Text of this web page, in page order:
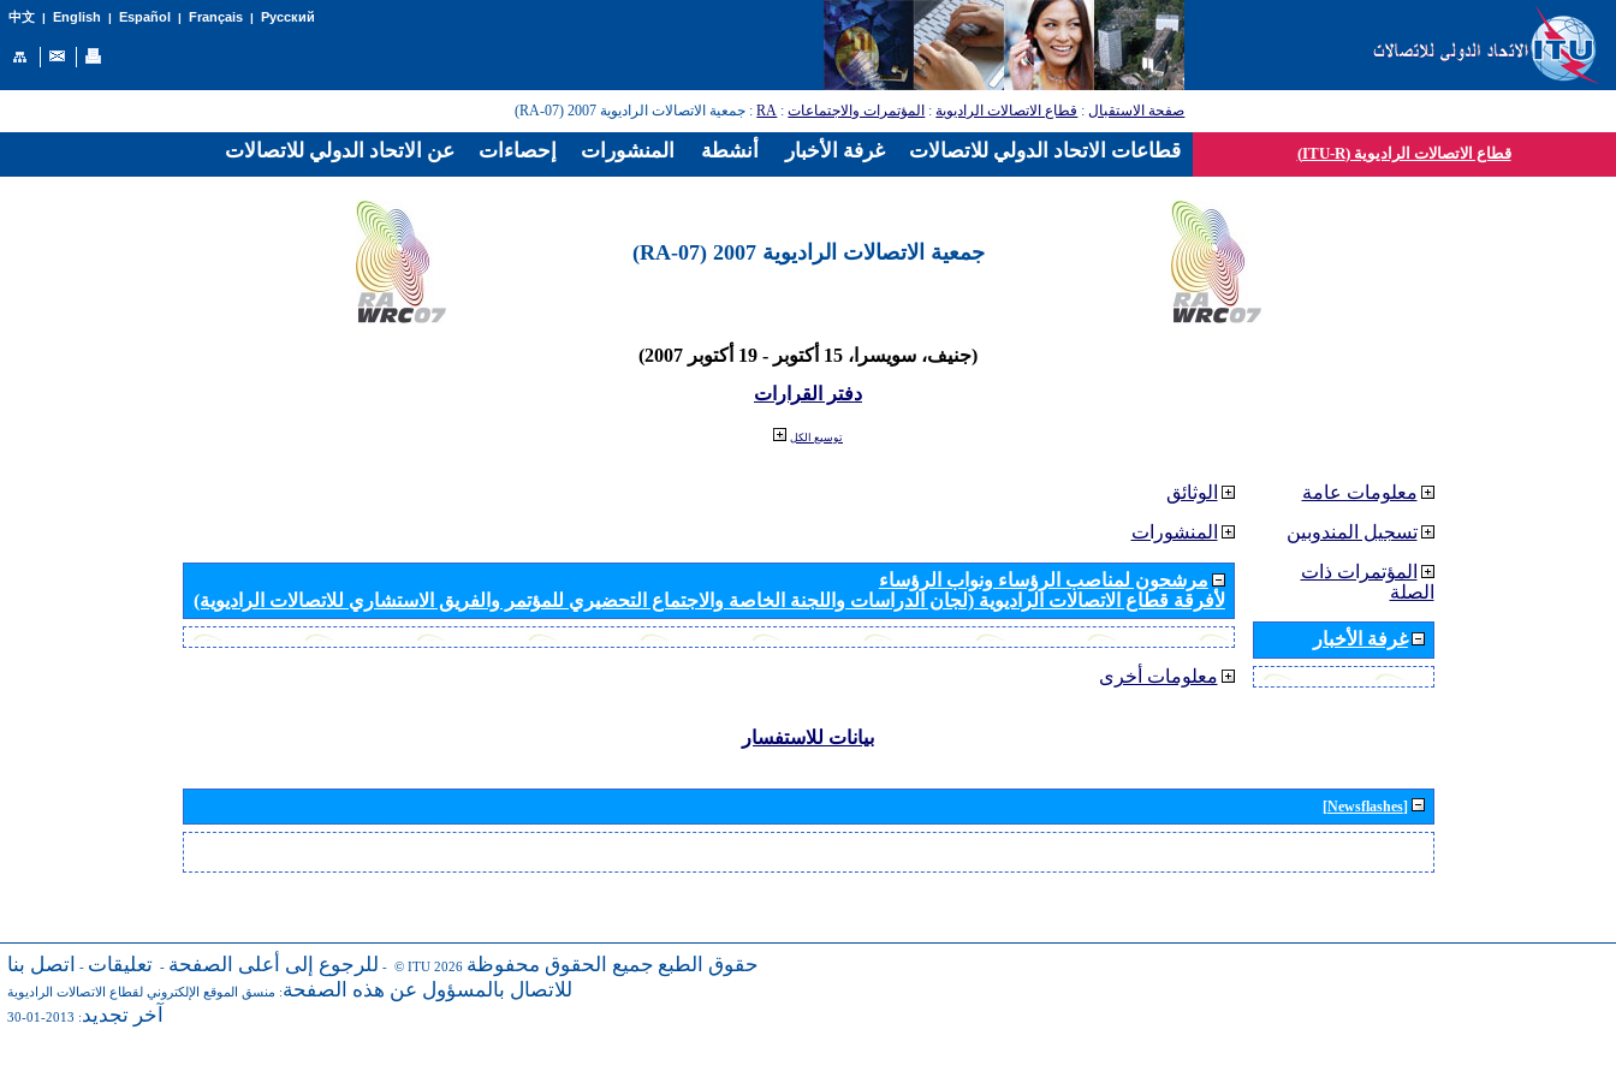
中文| English | Español | Français| Русский
صفحة الاستقبال: قطاع الاتصالات الراديوية: المؤتمرات والاجتماعات:
RA: جمعية الاتصالات الراديوية 2007 (RA-07)
قطاع الاتصالات الراديوية (ITU-R)
جمعية الاتصالات الراديوية 2007 (RA-07)
(جنيف، سويسرا، 15 أكتوبر - 19 أكتوبر 2007)
دفتر القرارات
توسيع الكل
الوثائق
المنشورات
مرشحون لمناصب الرؤساء ونواب الرؤساء
لأفرقة قطاع الاتصالات الراديوية (لجان الدراسات واللجنة الخاصة والاجتماع التحضيري للمؤتمر والفريق الاستشاري للاتصالات الراديوية)
معلومات أخرى
معلومات عامة
تسجيل المندوبين
المؤتمرات ذات
الصلة
غرفة الأخبار
بيانات للاستفسار
[Newsflashes]
للرجوع إلى أعلى الصفحة - تعليقات - اتصل بنا - © ITU 2026 حقوق الطبع جميع الحقوق محفوظة
للاتصال بالمسؤول عن هذه الصفحة: منسق الموقع الإلكتروني لقطاع الاتصالات الراديوية
آخر تجديد: 2013-01-30
عن الاتحاد الدولي للاتصالات إحصاءات المنشورات أنشطة غرفة الأخبار قطاعات الاتحاد الدولي للاتصالات